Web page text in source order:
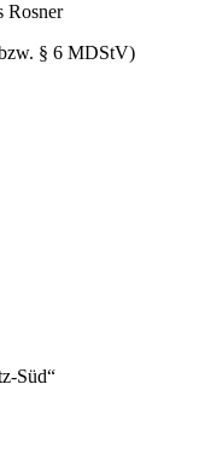
Rosner
§ 6 MDStV)
Süd“